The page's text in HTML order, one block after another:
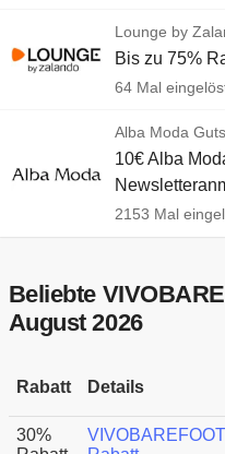
Lounge by
Bis zu 75%
64 Mal
Alba Moda
10€ Alba
2153 Mal
Beliebte
August 2026
Rabatt Details
30%